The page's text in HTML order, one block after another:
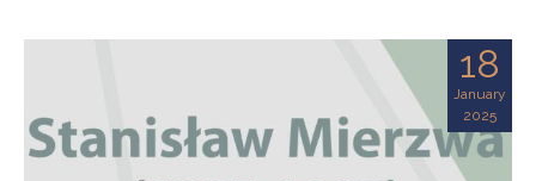
18
January
2025